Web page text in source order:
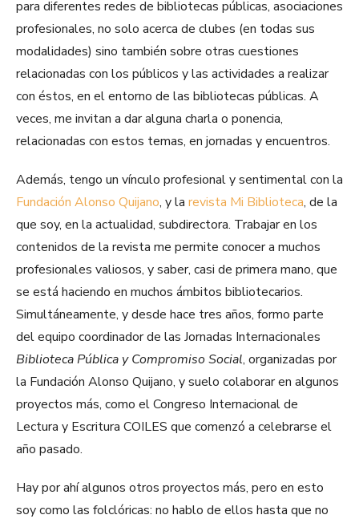
para diferentes redes de bibliotecas públicas, asociaciones
profesionales, no solo acerca de clubes (en todas sus
modalidades) sino también sobre otras cuestiones
relacionadas con los públicos y las actividades a realizar
con éstos, en el entorno de las bibliotecas públicas. A
veces, me invitan a dar alguna charla o ponencia,
relacionadas con estos temas, en jornadas y encuentros.
Además, tengo un vínculo profesional y sentimental con la
Fundación Alonso Quijano, y la revista Mi Biblioteca, de la
que soy, en la actualidad, subdirectora. Trabajar en los
contenidos de la revista me permite conocer a muchos
profesionales valiosos, y saber, casi de primera mano, que
se está haciendo en muchos ámbitos bibliotecarios.
Simultáneamente, y desde hace tres años, formo parte
del equipo coordinador de las Jornadas Internacionales
Biblioteca Pública y Compromiso Social, organizadas por
la Fundación Alonso Quijano, y suelo colaborar en algunos
proyectos más, como el Congreso Internacional de
Lectura y Escritura COILES que comenzó a celebrarse el
año pasado.
Hay por ahí algunos otros proyectos más, pero en esto
soy como las folclóricas: no hablo de ellos hasta que no